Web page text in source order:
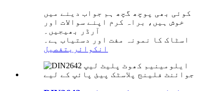
کوئی بھی پوچھ گچھ ہم جواب دینے میں
خوش ہیں، براہ کرم اپنے سوالات اور
آرڈر بھیجیں۔
اسٹاک کا نمونہ مفت اور دستیاب ہے۔
انکوائری تفصیل